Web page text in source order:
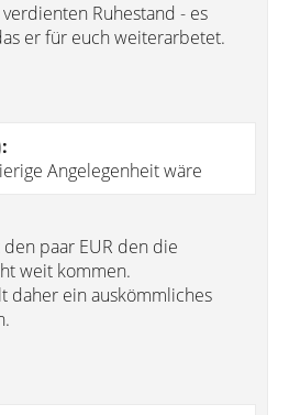
Ruhestand - es
er für euch weiterarbetet.
:
Angelegenheit wäre
paar EUR den die
weit kommen.
daher ein auskömmliches